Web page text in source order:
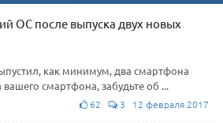
ОС после выпуска двух новых
как минимум, два смартфона
смартфона, забудьте об ...
62 3 12 февраля 2017